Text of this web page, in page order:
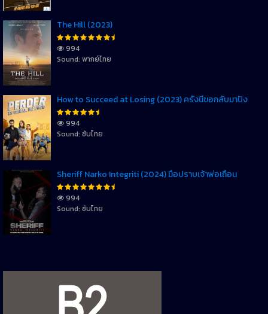
The Hill (2023)
994
Sound: พากย์ไทย
How to Succeed at Losing (2023) ครั้งนี้ขอกลับมาปัง
994
Sound: ซับไทย
Sheriff Narko Integriti (2024) มือปราบเจ้าพ่อเถื่อน
994
Sound: ซับไทย